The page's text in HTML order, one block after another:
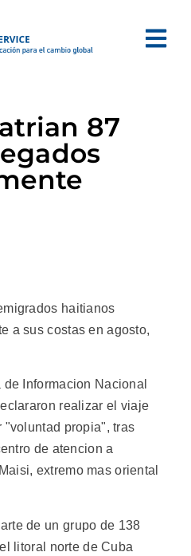
87
haitianos
a sus costas en agosto,
Informacion Nacional
realizar el viaje
"voluntad propia", tras
de atencion a
extremo mas oriental
de un grupo de 138
litoral norte de Cuba